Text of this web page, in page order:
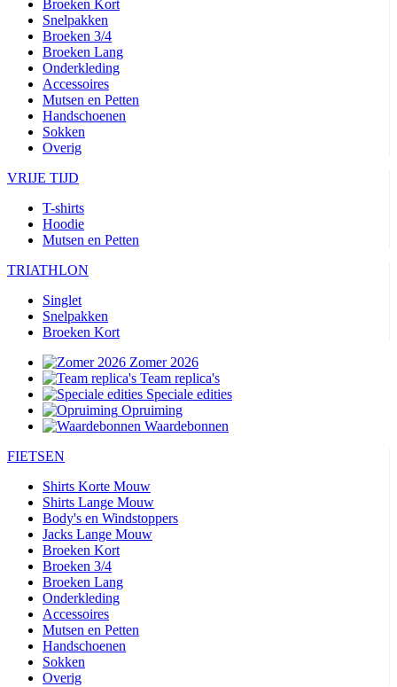
Broeken Kort
Snelpakken
Broeken 3/4
Broeken Lang
Onderkleding
Accessoires
Mutsen en Petten
Handschoenen
Sokken
Overig
VRIJE TIJD
T-shirts
Hoodie
Mutsen en Petten
TRIATHLON
Singlet
Snelpakken
Broeken Kort
Zomer 2026
Team replica's
Speciale edities
Opruiming
Waardebonnen
FIETSEN
Shirts Korte Mouw
Shirts Lange Mouw
Body's en Windstoppers
Jacks Lange Mouw
Broeken Kort
Broeken 3/4
Broeken Lang
Onderkleding
Accessoires
Mutsen en Petten
Handschoenen
Sokken
Overig